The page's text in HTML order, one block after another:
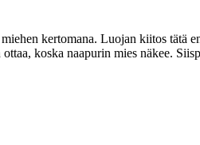
kertomana. Luojan kiitos tätä
koska naapurin mies näkee.